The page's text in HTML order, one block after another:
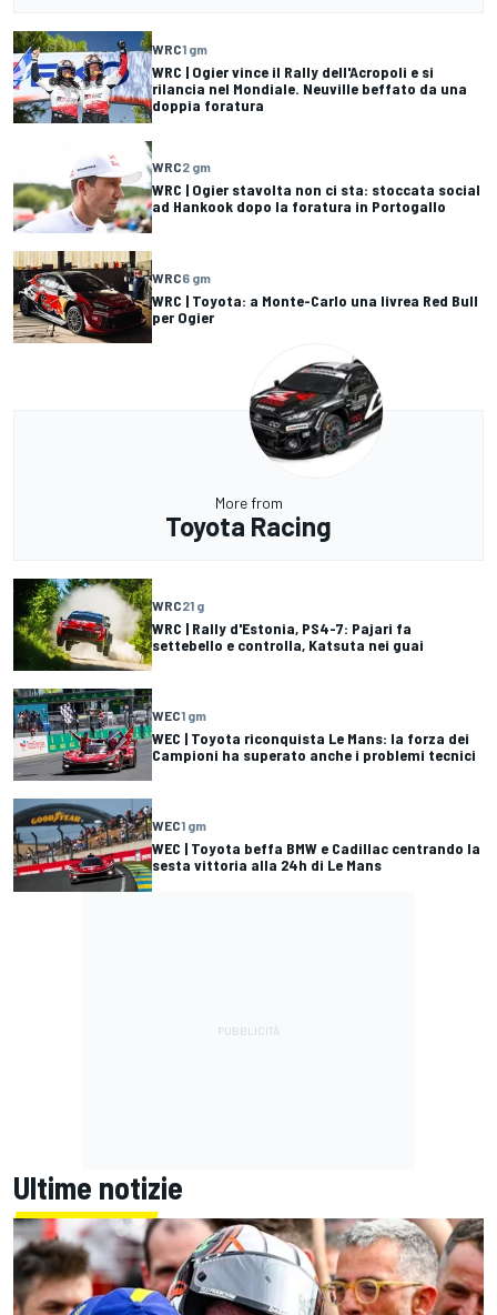
WRC1 gm
WRC | Ogier vince il Rally dell'Acropoli e si
rilancia nel Mondiale. Neuville beffato da una
doppia foratura
WRC2 gm
WRC | Ogier stavolta non ci sta: stoccata social
ad Hankook dopo la foratura in Portogallo
WRC6 gm
WRC | Toyota: a Monte-Carlo una livrea Red Bull
per Ogier
More from
Toyota Racing
WRC21 g
WRC | Rally d'Estonia, PS4-7: Pajari fa
settebello e controlla, Katsuta nei guai
WEC1 gm
WEC | Toyota riconquista Le Mans: la forza dei
Campioni ha superato anche i problemi tecnici
WEC1 gm
WEC | Toyota beffa BMW e Cadillac centrando la
sesta vittoria alla 24h di Le Mans
Ultime notizie